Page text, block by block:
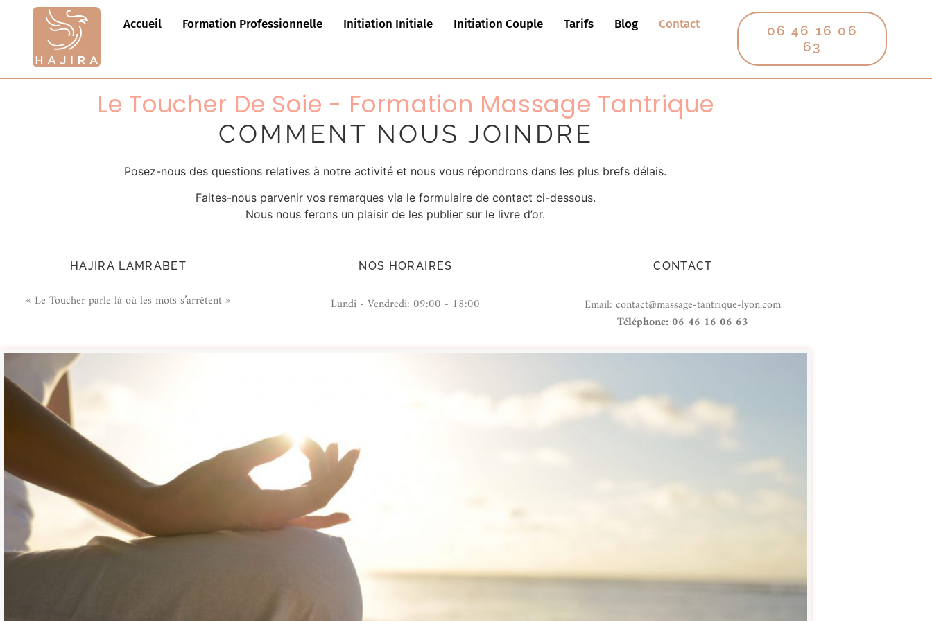
Accueil Formation Professionnelle Initiation Initiale Initiation Couple Tarifs Blog Contact
06 46 16 06
63
Le Toucher De Soie - Formation Massage Tantrique
COMMENT NOUS JOINDRE
Posez-nous des questions relatives à notre activité et nous vous répondrons dans les plus brefs délais.
Faites-nous parvenir vos remarques via le formulaire de contact ci-dessous.
Nous nous ferons un plaisir de les publier sur le livre d’or.
HAJIRA LAMRABET
« Le Toucher parle là où les mots s’arrêtent »
NOS HORAIRES
Lundi - Vendredi: 09:00 - 18:00
CONTACT
Email: contact@massage-tantrique-lyon.com
Téléphone: 06 46 16 06 63